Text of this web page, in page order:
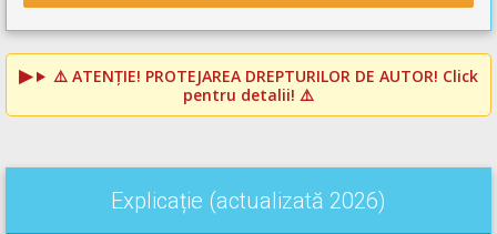
⚠️ ATENȚIE! PROTEJAREA DREPTURILOR DE AUTOR! Click
pentru detalii! ⚠️
Explicație (actualizată 2026)